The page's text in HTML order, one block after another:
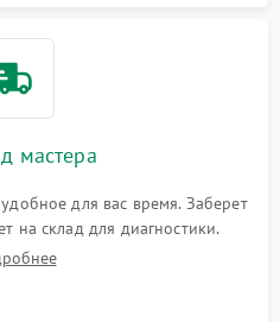
мастера
для вас время. Заберет
на склад для диагностики.